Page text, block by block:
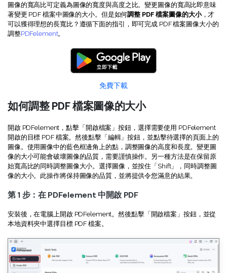
Android 版 PDFelement
雲端版
Document Cloud
合併 PDF
個人使用者
整理 PDF
專業使用者
PDF 表單
簽署 PDF
保護 PDF
批次 PDF
PDF OCR
擷取 PDF 資料
OCR PDF 秘訣
PDF 表單解決方案
教學文章 - Windows 系统
教學文章 - Mac 系统
了解更多
更多內容
免費 PDF 範本
客戶故事
影片教程
聯絡支援部門
升級至 9.0 版
登入
圖像的寬高比可定義為圖像的寬度與高度之比。變更圖像的寬高比即意味
著變更 PDF 檔案中圖像的大小。但是如何調整 PDF 檔案圖像的大小，才
可以獲得理想的長寬比？遵循下面的指引，即可完成 PDF 檔案圖像大小的
調整PDFelement。
免費下載
如何調整 PDF 檔案圖像的大小
開啟 PDFelement，點擊「開啟檔案」按鈕，選擇需要使用 PDFelement
開啟的目標 PDF 檔案。然後點擊「編輯」按鈕，並點擊待選擇的頁面上的
圖像。使用圖像中的藍色框邊角上的點，調整圖像的高度和長度。變更圖
像的大小可能會破壞圖像的品質，需要謹慎操作。另一種方法是在保留原
始寬高比的同時調整圖像大小。選擇圖像，並按住「Shift」，同時調整圖
像的大小。此操作將保持圖像的品質，並將提供令您滿意的結果。
第 1 步：在 PDFelement 中開啟 PDF
安裝後，在電腦上開啟 PDFelement。然後點擊「開啟檔案」按鈕，並從
本地資料夾中選擇目標 PDF 檔案。